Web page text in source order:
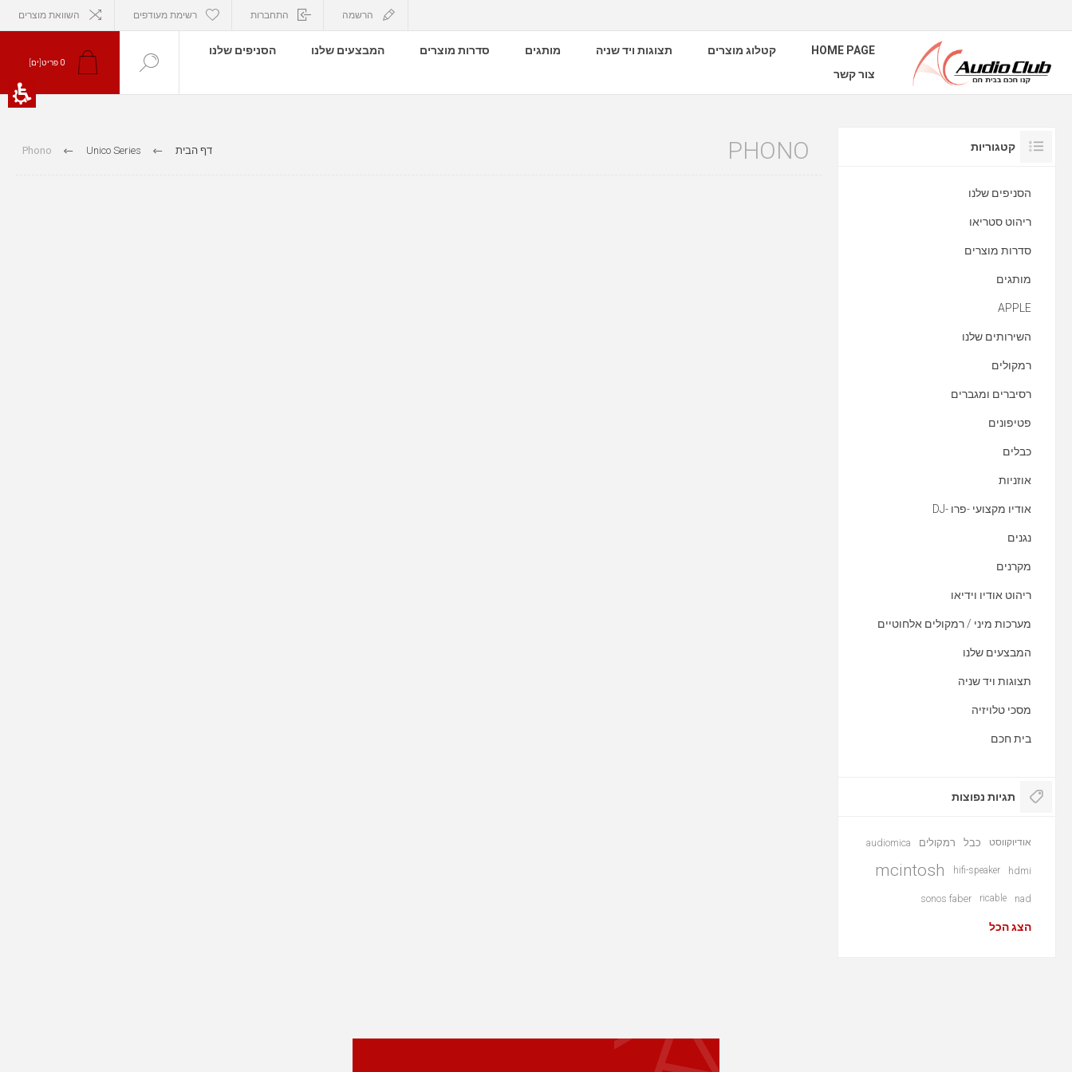
הרשמה התחברות רשימת מעודפים השוואת מוצרים
HOME PAGE קטלוג מוצרים תצוגות ויד שניה מותגים סדרות מוצרים המבצעים שלנו
הסניפים שלנו
צור קשר
0 פריט[ים]
דף הבית Unico Series
Phono PHONO קטגוריות
הסניפים שלנו
ריהוט סטריאו
סדרות מוצרים
מותגים
APPLE
השירותים שלנו
רמקולים
רסיברים ומגברים
פטיפונים
כבלים
אוזניות
אודיו מקצועי -פרו -DJ
נגנים
מקרנים
ריהוט אודיו וידיאו
מערכות מיני / רמקולים אלחוטיים
המבצעים שלנו
תצוגות ויד שניה
מסכי טלויזיה
בית חכם
תגיות נפוצות
אודיוקווסט כבל רמקולים audiomica
hdmi
hifi-speaker
mcintosh
nad
ricable
sonos faber
הצג הכל